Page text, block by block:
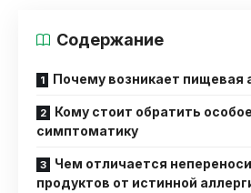
Содержание
Почему возникает пищевая
Кому стоит обратить
симптоматику
Чем отличается
продуктов от истинной